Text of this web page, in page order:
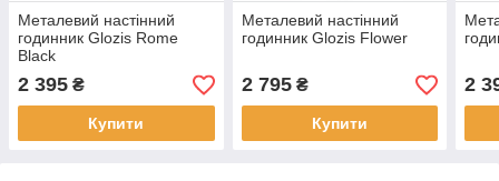
Металевий настінний
годинник Glozis Rome
Black
2 395 ₴
Купити
Металевий настінний
годинник Glozis Flower
2 795₴
Купити
2